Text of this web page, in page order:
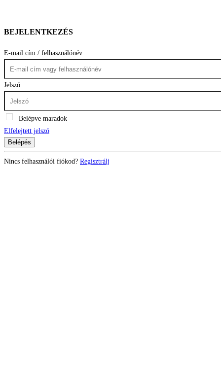
BEJELENTKEZÉS
E-mail cím / felhasználónév
Jelszó
Belépve maradok
Elfelejtett jelszó
Belépés
Nincs felhasználói fiókod? Regisztrálj